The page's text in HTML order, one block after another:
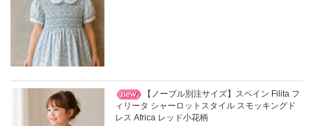
【ノーブル別注サイズ】スペイン Filita フ
ィリータ シャーロットスタイル スモッキングド
レス Africa レッド小花柄